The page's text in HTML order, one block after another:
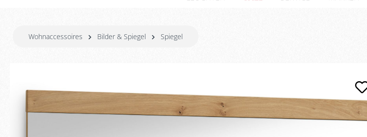
Wohnaccessoires Bilder & Spiegel Spiegel